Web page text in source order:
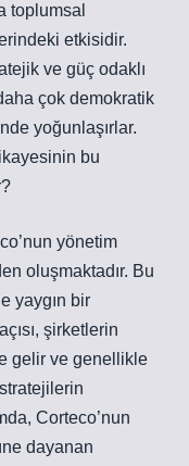
toplumsal
etkisidir.
ve güç odaklı
çok demokratik
yoğunlaşırlar.
bu
yönetim
oluşmaktadır. Bu
yaygın bir
şirketlerin
gelir ve genellikle
Corteco’nun
dayanan